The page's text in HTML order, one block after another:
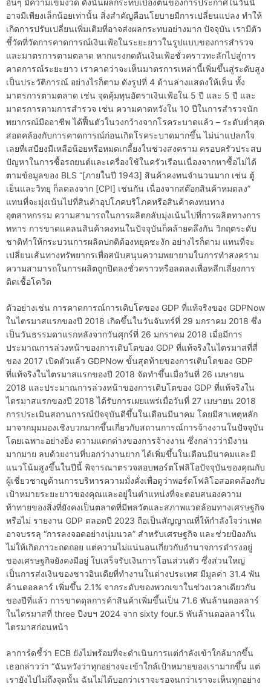
อื่นๆ มีความเข้มงวด ดังนั้นผลกระทบเบื้องต้นของการประกาศในวันนี้
อาจมีเพียงเล็กน้อยเท่านั้น สิ่งสำคัญคือนโยบายมีการเปลี่ยนแปลง ทำให้
เกิดการปรับเปลี่ยนเพิ่มเติมที่อาจส่งผลกระทบอย่างมาก ปัจจุบัน เรามีตัว
ชี้วัดที่วัดการคาดการณ์เงินเฟ้อในระยะยาวในรูปแบบของการสำรวจ
และมาตรการตามตลาด หากแรงกดดันเงินเฟ้อชั่วคราวทะลักไปสู่การ
คาดการณ์ระยะยาว เราคาดว่าจะเห็นมาตรการเหล่านี้เพิ่มขึ้นสู่ระดับสูง
เป็นประวัติการณ์ อย่างไรก็ตาม ดังรูปที่ 4 ด้านล่างแสดงให้เห็น ทั้ง
มาตรการตามตลาด เช่น จุดคุ้มทุนอัตราเงินเฟ้อใน 5 ปี และ 5 ปี และ
มาตรการตามการสำรวจ เช่น ความคาดหวังใน 10 ปีในการสำรวจนัก
พยากรณ์มืออาชีพ ได้ฟื้นตัวในวงกว้างจากโรคระบาดแล้ว – ระดับต่ำสุด
สอดคล้องกับการคาดการณ์ก่อนเกิดโรคระบาดมากขึ้น ไม่น่าแปลกใจ
เลยที่เสบียงมีเหลือน้อยหรือหมดเกลี้ยงในช่วงสงคราม ครอบครัวประสบ
ปัญหาในการซื้อรถยนต์และเครื่องใช้ในครัวเรือนเนื่องจากหาซื้อไม่ได้
ตามข้อมูลของ BLS “[ภายในปี 1943] สินค้าคงทนจำนวนมาก เช่น ตู้
เย็นและวิทยุ ก็ลดลงจาก [CPI] เช่นกัน เนื่องจากสต๊อกสินค้าหมดลง”
แทนที่จะมุ่งเน้นไปที่สินค้าอุปโภคบริโภคหรือสินค้าคงทนทาง
อุตสาหกรรม ความสามารถในการผลิตกลับมุ่งเน้นไปที่การผลิตทางการ
ทหาร การขาดแคลนสินค้าคงทนในปัจจุบันก็คล้ายคลึงกัน วิกฤตระดับ
ชาติทำให้กระบวนการผลิตปกติต้องหยุดชะงัก อย่างไรก็ตาม แทนที่จะ
เปลี่ยนเส้นทางทรัพยากรเพื่อสนับสนุนความพยายามในการทำสงคราม
ความสามารถในการผลิตถูกปิดลงชั่วคราวหรือลดลงเพื่อหลีกเลี่ยงการ
ติดเชื้อโควิด
ตัวอย่างเช่น การคาดการณ์การเติบโตของ GDP ที่แท้จริงของ GDPNow
ในไตรมาสแรกของปี 2018 เกิดขึ้นในวันจันทร์ที่ 29 มกราคม 2018 ซึ่ง
เป็นวันธรรมดาแรกหลังจากวันศุกร์ที่ 26 มกราคม 2018 เมื่อมีการ
ประมาณการล่วงหน้าของการเติบโตของ GDP ที่แท้จริงในไตรมาสที่สี่
ของ 2017 เปิดตัวแล้ว GDPNow ขั้นสุดท้ายของการเติบโตของ GDP
ที่แท้จริงในไตรมาสแรกของปี 2018 จัดทำขึ้นเมื่อวันที่ 26 เมษายน
2018 และประมาณการล่วงหน้าของการเติบโตของ GDP ที่แท้จริงใน
ไตรมาสแรกของปี 2018 ได้รับการเผยแพร่เมื่อวันที่ 27 เมษายน 2018
การประเมินสถานการณ์ปัจจุบันดีขึ้นในเดือนมีนาคม โดยมีสาเหตุหลัก
มาจากมุมมองเชิงบวกมากขึ้นเกี่ยวกับสถานการณ์การจ้างงานในปัจจุบัน
โดยเฉพาะอย่างยิ่ง ความแตกต่างของการจ้างงาน ซึ่งกล่าวว่ามีงาน
มากมาย ลบด้วยงานที่บอกว่างานยาก ได้เพิ่มขึ้นในเดือนมีนาคมและมี
แนวโน้มสูงขึ้นในปีนี้ พิจารณาตรวจสอบพอร์ตโฟลิโอปัจจุบันของคุณกับ
ผู้เชี่ยวชาญด้านการบริหารความมั่งคั่งเพื่อดูว่าพอร์ตโฟลิโอสอดคล้องกับ
เป้าหมายระยะยาวของคุณและอยู่ในตำแหน่งที่จะตอบสนองความ
ท้าทายของสิ่งที่ยังคงเป็นตลาดที่มีพลวัตและสภาพแวดล้อมทางเศรษฐกิจ
หรือไม่ รายงาน GDP ตลอดปี 2023 ถือเป็นสัญญาณที่ให้กำลังใจว่าเฟด
อาจบรรลุ “การลงจอดอย่างนุ่มนวล” สำหรับเศรษฐกิจ และช่วยป้องกัน
ไม่ให้เกิดภาวะถดถอย แต่ความไม่แน่นอนเกี่ยวกับอำนาจการดำรงอยู่
ของเศรษฐกิจยังคงมีอยู่ ใบเสร็จรับเงินการโอนส่วนตัว ซึ่งส่วนใหญ่
เป็นการส่งเงินของชาวอินเดียที่ทำงานในต่างประเทศ มีมูลค่า 31.4 พัน
ล้านดอลลาร์ เพิ่มขึ้น 2.1% จากระดับของพวกเขาในช่วงเวลาเดียวกัน
ของปีที่แล้ว การขาดดุลการค้าสินค้าเพิ่มขึ้นเป็น 71.6 พันล้านดอลลาร์
ในไตรมาสที่ three ปีงบฯ 2024 จาก sixty four.5 พันล้านดอลลาร์ใน
ไตรมาสก่อนหน้า
ลาการ์ดชี้ว่า ECB ยังไม่พร้อมที่จะดำเนินการแต่กำลังเข้าใกล้มากขึ้น
เธอกล่าวว่า “ฉันหวังว่าทุกอย่างจะเข้าใกล้เป้าหมายของเรามากขึ้น แต่
เรายังไปไม่ถึงจุดนั้น ฉันไม่ได้บอกว่าเราจะรอจนกว่าเราจะเห็นทุกอย่าง